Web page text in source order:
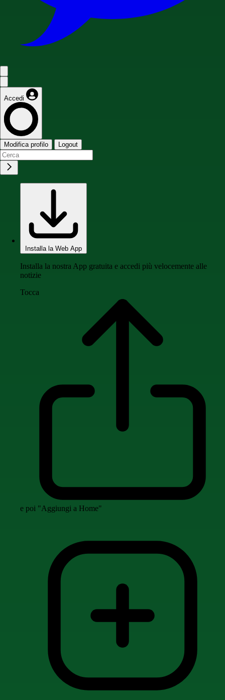
Accedi
Modifica profilo Logout
Installa la Web App
Installa la nostra App gratuita e accedi più velocemente alle
notizie
Tocca
e poi "Aggiungi a Home"